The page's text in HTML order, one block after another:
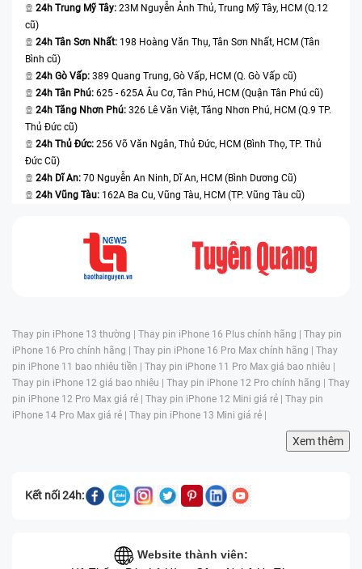
24h Trung Mỹ Tây: 23M Nguyễn Ảnh Thủ, Trung Mỹ Tây, HCM (Q.12
cũ)
24h Tân Sơn Nhất: 198 Hoàng Văn Thụ, Tân Sơn Nhất, HCM (Tân
Bình cũ)
24h Gò Vấp: 389 Quang Trung, Gò Vấp, HCM (Q. Gò Vấp cũ)
24h Tân Phú: 625 - 625A Âu Cơ, Tân Phú, HCM (Quận Tân Phú cũ)
24h Tăng Nhơn Phú: 326 Lê Văn Việt, Tăng Nhơn Phú, HCM (Q.9 TP.
Thủ Đức cũ)
24h Thủ Đức: 256 Võ Văn Ngân, Thủ Đức, HCM (Bình Thọ, TP. Thủ
Đức Cũ)
24h Dĩ An: 70 Nguyễn An Ninh, Dĩ An, HCM (Bình Dương Cũ)
24h Vũng Tàu: 162A Ba Cu, Vũng Tàu, HCM (TP. Vũng Tàu cũ)
Thay pin iPhone 13 thường | Thay pin iPhone 16 Plus chính hãng | Thay pin
iPhone 16 Pro chính hãng | Thay pin iPhone 16 Pro Max chính hãng | Thay
pin iPhone 11 bao nhiêu tiền | Thay pin iPhone 11 Pro Max giá bao nhiêu |
Thay pin iPhone 12 giá bao nhiêu | Thay pin iPhone 12 Pro chính hãng | Thay
pin iPhone 12 Pro Max giá rẻ | Thay pin iPhone 12 Mini giá rẻ | Thay pin
iPhone 14 Pro Max giá rẻ | Thay pin iPhone 13 Mini giá rẻ |
Xem thêm
Kết nối 24h:
Website thành viên: